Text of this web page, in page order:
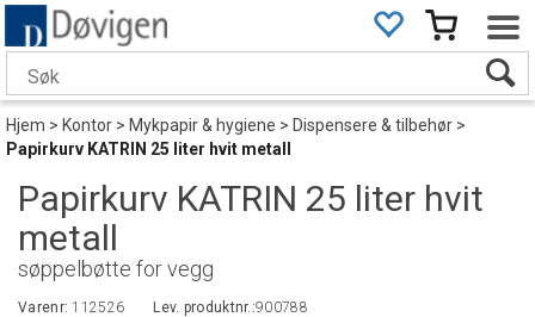
Hjem>Kontor>Mykpapir & hygiene>Dispensere & tilbehør>
Papirkurv KATRIN 25 liter hvit metall
Papirkurv KATRIN 25 liter hvit
metall
søppelbøtte for vegg
Varenr:112526 Lev. produktnr.:900788